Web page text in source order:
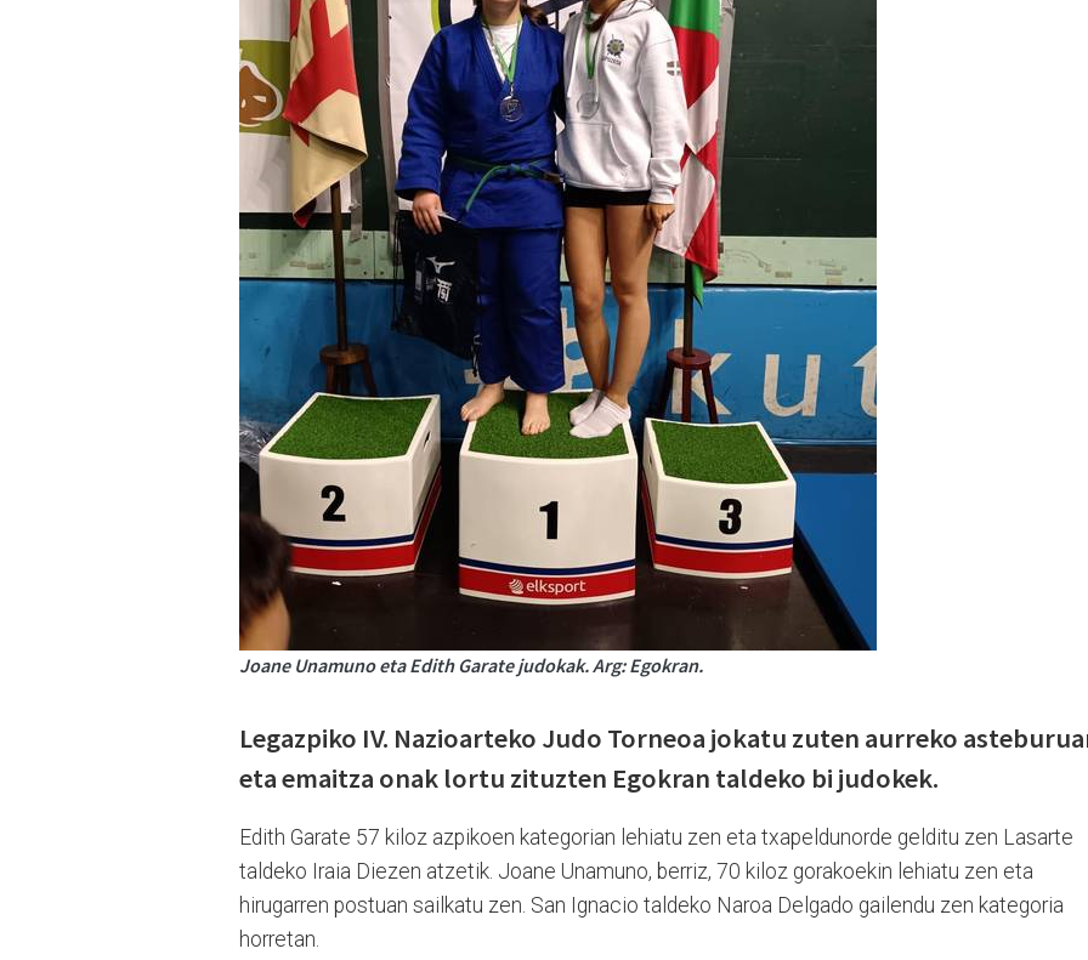
Joane Unamuno eta Edith Garate judokak. Arg: Egokran.
Legazpiko IV. Nazioarteko Judo Torneoa jokatu zuten aurreko
eta emaitza onak lortu zituzten Egokran taldeko bi judokek.
Edith Garate 57 kiloz azpikoen kategorian lehiatu zen eta txapeldunorde gelditu zen Lasarte
taldeko Iraia Diezen atzetik. Joane Unamuno, berriz, 70 kiloz gorakoekin lehiatu zen eta
hirugarren postuan sailkatu zen. San Ignacio taldeko Naroa Delgado gailendu zen kategoria
horretan.